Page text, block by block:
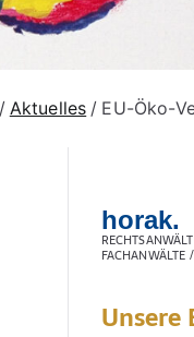
Aktuelles EU-Öko-
horak.
FACHANWÄLTE
Unsere